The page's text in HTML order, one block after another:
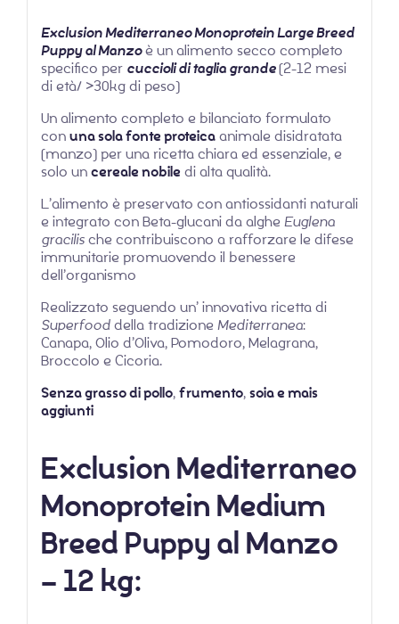
Exclusion Mediterraneo Monoprotein Large Breed
Puppy al Manzoè un alimento secco completo
specifico per cuccioli di taglia grande(2-12 mesi
di età/ >30kg di peso)
Un alimento completo e bilanciato formulato
conuna sola fonte proteicaanimale disidratata
(manzo) per una ricetta chiara ed essenziale, e
solo uncereale nobile di alta qualità.
L’alimento è preservato con antiossidanti naturali
e integrato con Beta-glucani da alghe Euglena
gracilische contribuiscono a rafforzare le difese
immunitarie promuovendo il benessere
dell’organismo
Realizzato seguendo un’ innovativa ricetta di
Superfooddella tradizione Mediterranea:
Canapa, Olio d’Oliva, Pomodoro, Melagrana,
Broccolo e Cicoria.
Senza grasso di pollo,frumento,soia e mais
aggiunti
Exclusion Mediterraneo
Monoprotein Medium
Breed Puppy al Manzo
– 12 kg: